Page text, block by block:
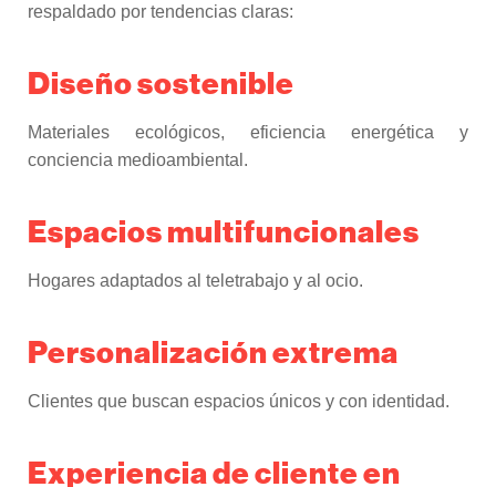
respaldado por tendencias claras:
Diseño sostenible
Materiales ecológicos, eficiencia energética y
conciencia medioambiental.
Espacios multifuncionales
Hogares adaptados al teletrabajo y al ocio.
Personalización extrema
Clientes que buscan espacios únicos y con identidad.
Experiencia de cliente en